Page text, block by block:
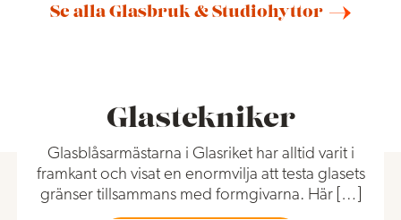
Se alla Glasbruk & Studiohyttor
Glastekniker
Glasblåsarmästarna i Glasriket har alltid varit i
framkant och visat en enormvilja att testa glasets
gränser tillsammans med formgivarna. Här […]